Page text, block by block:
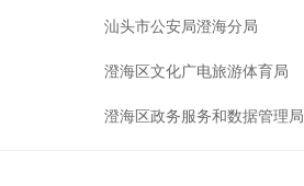
汕头市公安局澄海分局
澄海区文化广电旅游体育局
澄海区政务服务和数据管理局